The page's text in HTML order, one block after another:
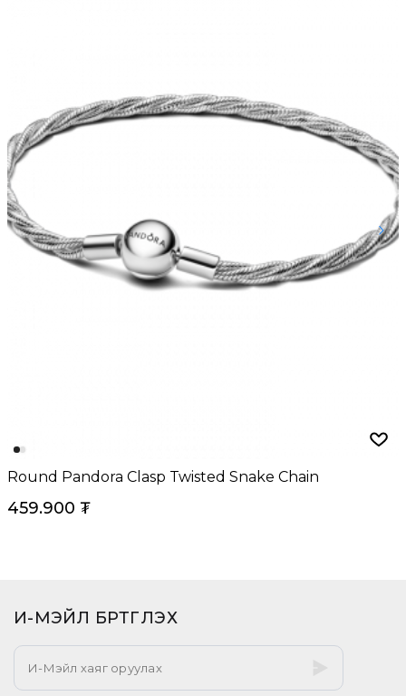
Round Pandora Clasp Twisted Snake Chain
459.900 ₮
И-МЭЙЛ БҮРТГҮҮЛЭХ​